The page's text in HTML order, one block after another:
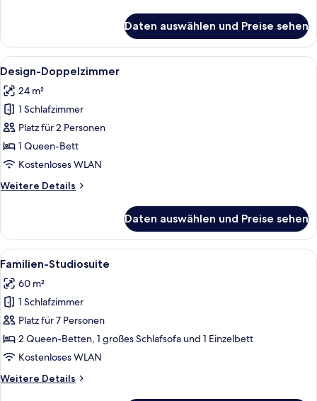
Doppelzimmer
Daten auswählen und Preise sehen
Alle
Fotos
für
Design-
Doppelzimmer
anzeigen
Ein Schlafzimmer mit einem Bett,
4
Design-Doppelzimmer
24 m²
1 Schlafzimmer
Platz für 2 Personen
1 Queen-Bett
Kostenloses WLAN
Weitere Details
Weitere
Doppelzimmer
Daten auswählen und Preise sehen
Alle
Fotos
für
Familien-
Studiosuite
anzeigen
Ein modernes Hotelzimmer mit
7
Familien-Studiosuite
60 m²
1 Schlafzimmer
Platz für 7 Personen
2 Queen-Betten, 1 großes Schlafsofa und 1 Einzelbett
Kostenloses WLAN
Weitere Details
Weitere